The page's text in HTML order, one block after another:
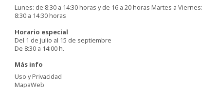
Lunes: de 8:30 a 14:30 horas y de 16 a 20 horas Martes a Viernes:
8:30 a 14:30 horas
Horario especial
Del 1 de julio al 15 de septiembre
De 8:30 a 14:00 h.
Más info
Uso y Privacidad
MapaWeb